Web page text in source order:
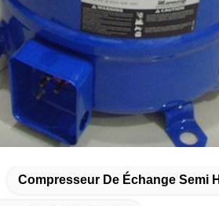
Compresseur De Échange Semi